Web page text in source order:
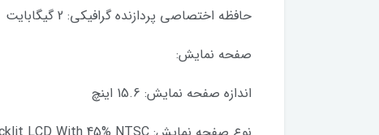
حافظه اختصاصی پردازنده گرافيکی: 2 گیگابایت
صفحه نمايش:
اندازه صفحه نمايش: 15.6 اينچ